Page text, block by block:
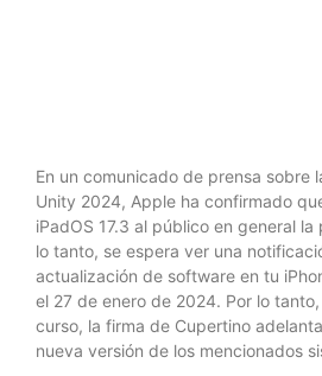
En un comunicado de prensa sobre
Unity 2024, Apple ha confirmado
iPadOS 17.3 al público en general la
lo tanto, se espera ver una
actualización de software en tu
el 27 de enero de 2024. Por lo
curso, la firma de Cupertino
nueva versión de los mencionados